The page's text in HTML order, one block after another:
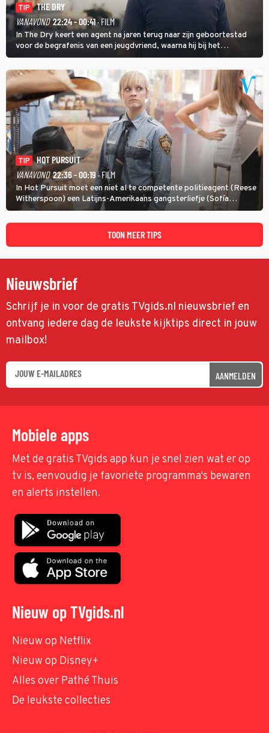
TIP
THE DRY
VANAVOND 22:24 - 00:41· FILM
In The Dry keert een agent na jaren terug naar zijn geboortestad
voor de begrafenis van een jeugdvriend, waarna hij bij het
onderzoeken van diens dood een verband begint te vermoeden
met een oude zaak.
TIP
HOT PURSUIT
VANAVOND 22:36 - 00:19· FILM
In Hot Pursuit moet een niet al te competente politieagent (Reese
Witherspoon) een Latijns-Amerikaans gangsterliefje (Sofía
Vergara) beschermen tegen corrupte agenten en moordlustige
maffiatypes.
TOON MEER TIPS
Nieuwsbrief
Schrijf je in voor de gratis TVgids.nl nieuwsbrief en
ontvang iedere dag de leukste kijktips direct in jouw
mailbox!
AANMELDEN
Mobiele apps
Met de gratis TVgids app kun je snel zien wat er op
tv is, eenvoudig je favoriete programma's bewaren
en alerts instellen.
Nieuw op TVgids.nl
Nieuw op Netflix
Nieuw op Disney+
Alles over Pathé Thuis
De leukste collecties